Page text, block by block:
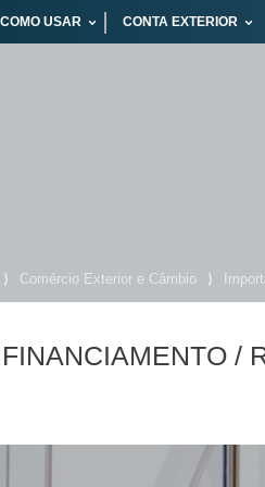
⟩ Comércio Exterior e Câmbio ⟩
FINANCIAMENTO /
COMO USAR CONTA EXTERIOR